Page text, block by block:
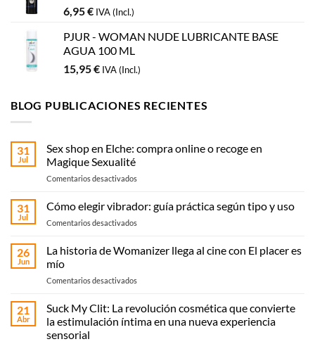
6,95€ IVA (Incl.)
PJUR - WOMAN NUDE LUBRICANTE BASE
AGUA 100 ML
15,95€ IVA (Incl.)
BLOG PUBLICACIONES RECIENTES
31
Jul
Sex shop en Elche: compra online o recoge en
Magique Sexualité
Comentarios desactivadosen
shop
Elche:
online
en
Sexualité
31
Jul
Cómo elegir vibrador: guía práctica según tipo y uso
Comentarios desactivadosen
elegir
práctica
tipo
26
Jun
La historia de Womanizer llega al cine con El placer es
mío
Comentarios desactivadosen
historia
Womanizer
21
Abr
Suck My Clit: La revolución cosmética que convierte
la estimulación íntima en una nueva experiencia
sensorial